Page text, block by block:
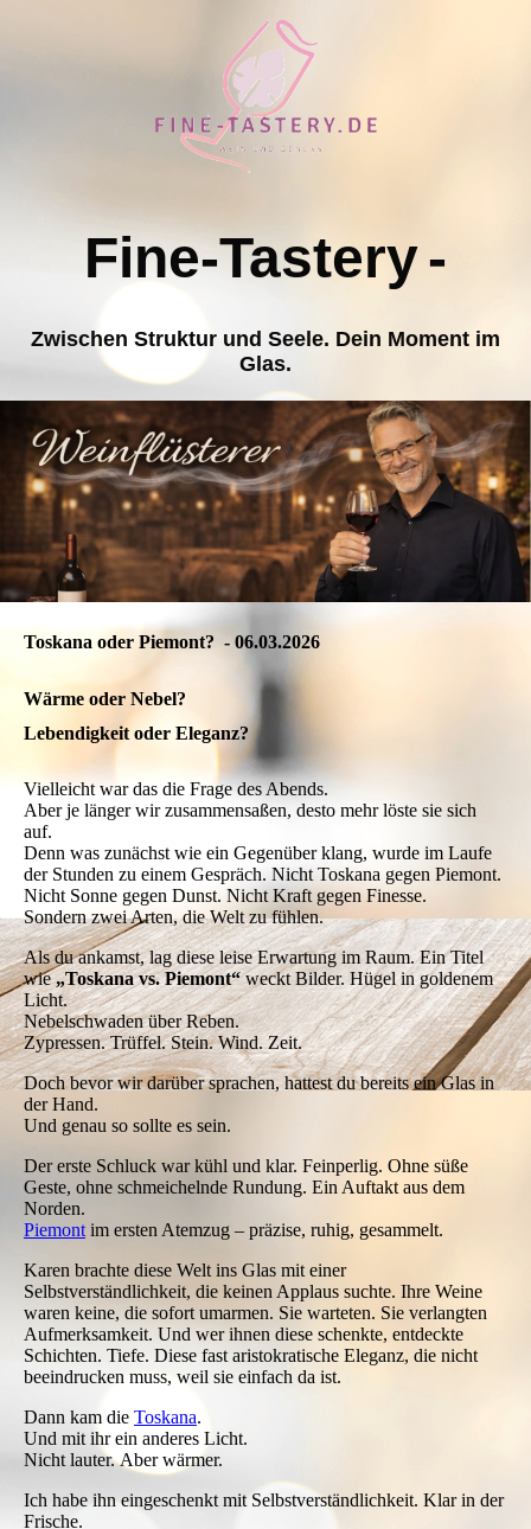
Fine-Tastery-
Zwischen Struktur und Seele. Dein Moment im
Glas.
Toskana oder Piemont? - 06.03.2026
Wärme oder Nebel?
Lebendigkeit oder Eleganz?
Vielleicht war das die Frage des Abends.
Aber je länger wir zusammensaßen, desto mehr löste sie sich
auf.
Denn was zunächst wie ein Gegenüber klang, wurde im Laufe
der Stunden zu einem Gespräch. Nicht Toskana gegen Piemont.
Nicht Sonne gegen Dunst. Nicht Kraft gegen Finesse.
Sondern zwei Arten, die Welt zu fühlen.
Als du ankamst, lag diese leise Erwartung im Raum. Ein Titel
wie„Toskana vs. Piemont“weckt Bilder. Hügel in goldenem
Licht.
Nebelschwaden über Reben.
Zypressen. Trüffel. Stein. Wind.Zeit.
Doch bevor wir darüber sprachen, hattest du bereits ein Glas in
der Hand.
Und genau so sollte es sein.
Der erste Schluck war kühl und klar. Feinperlig. Ohne süße
Geste, ohne schmeichelnde Rundung. Ein Auftakt aus dem
Norden.
Piemont im ersten Atemzug – präzise, ruhig, gesammelt.
Karen brachte diese Welt ins Glas mit einer
Selbstverständlichkeit, die keinen Applaus suchte. Ihre Weine
waren keine, die sofort umarmen. Sie warteten. Sie verlangten
Aufmerksamkeit. Und wer ihnen diese schenkte, entdeckte
Schichten. Tiefe. Diese fast aristokratische Eleganz, die nicht
beeindrucken muss, weil sie einfach da ist.
Dann kam die Toskana.
Und mit ihr ein anderes Licht.
Nicht lauter. Aber wärmer.
Ich habe ihn eingeschenkt mit Selbstverständlichkeit. Klar in der
Frische.